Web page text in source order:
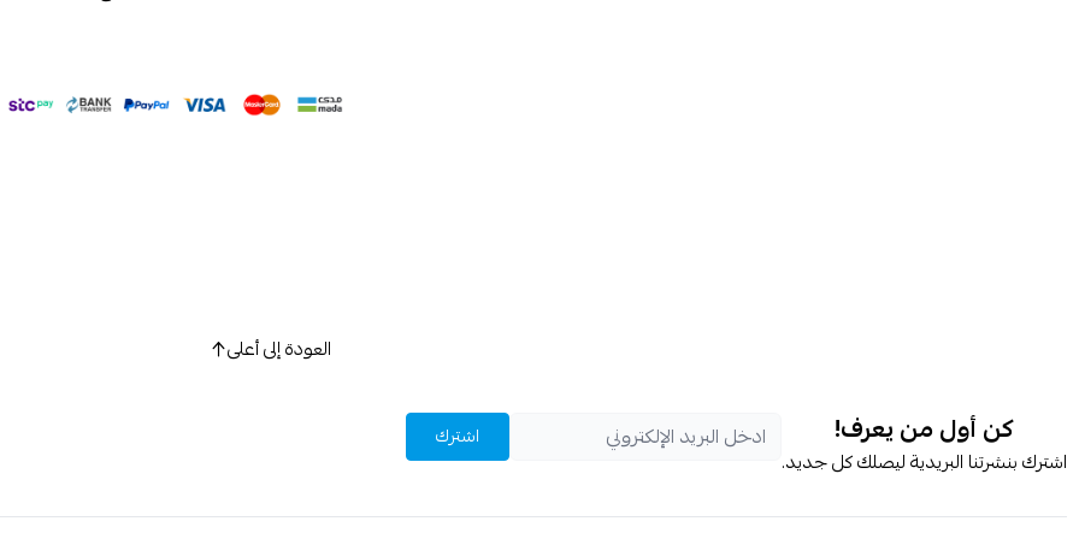
العودة إلى أعلى
كن أول من يعرف!
اشترك بنشرتنا البريدية ليصلك كل جديد.
اشترك